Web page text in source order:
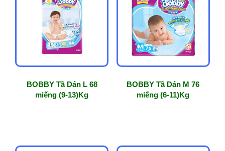
BOBBY Tã Dán L 68
miếng (9-13)Kg
BOBBY Tã Dán M 76
miếng (6-11)Kg